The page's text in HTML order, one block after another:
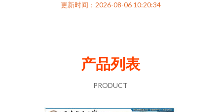
更新时间：2026-08-06 10:20:34
产品列表
PRODUCT